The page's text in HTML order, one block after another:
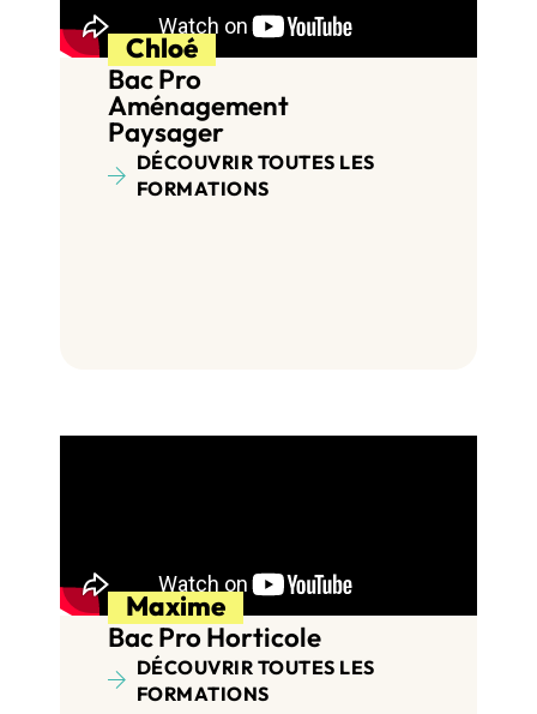
Chloé
Bac Pro
Aménagement
Paysager
DÉCOUVRIR TOUTES LES
FORMATIONS
Maxime
Bac Pro Horticole
DÉCOUVRIR TOUTES LES
FORMATIONS